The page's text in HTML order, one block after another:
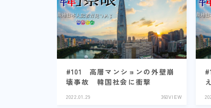
#101 高層マンションの外壁崩
壊事故 韓国社会に衝撃
2022.01.29 360VIEW